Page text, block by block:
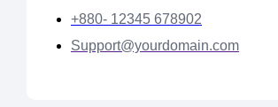
+880- 12345 678902
Support@yourdomain.com